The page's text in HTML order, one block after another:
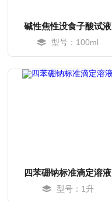
碱性焦性没食子酸试液
型号：100ml
四苯硼钠标准滴定溶液
型号：1升